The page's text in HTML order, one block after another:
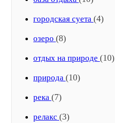
городская суета (4)
озеро (8)
отдых на природе (10)
природа (10)
река (7)
релакс (3)